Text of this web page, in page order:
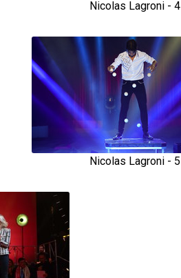
Nicolas Lagroni - 4
Nicolas Lagroni - 5